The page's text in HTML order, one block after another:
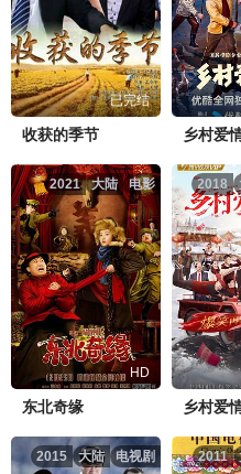
已完结
收获的季节 乡村爱
电影
大陆
2021
HD
东北奇缘
2018
乡村爱
电视剧
大陆
2015 2011